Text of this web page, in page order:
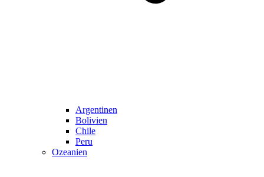
Argentinen
Bolivien
Chile
Peru
Ozeanien